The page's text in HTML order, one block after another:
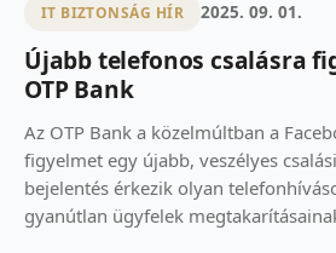
IT BIZTONSÁG HÍR 2025. 09. 01.
Újabb telefonos csalásra
OTP Bank
Az OTP Bank a közelmúltban a
figyelmet egy újabb, veszélyes
bejelentés érkezik olyan
gyanútlan ügyfelek